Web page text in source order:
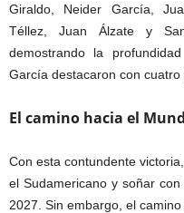
Giraldo, Neider García,
Téllez, Juan Álzate y
demostrando la
García destacaron con
El camino hacia el
Con esta contundente
el Sudamericano y soñar
2027. Sin embargo, el